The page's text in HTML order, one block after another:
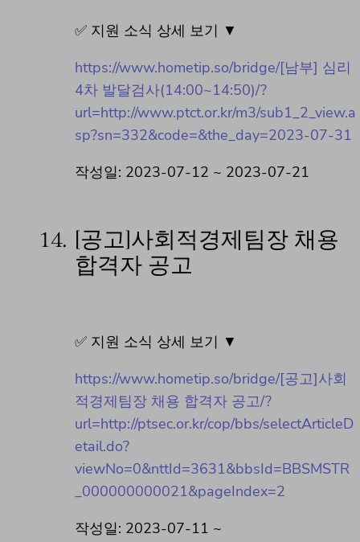
✅ 지원 소식 상세 보기 ▼
https://www.hometip.so/bridge/[남부] 심리
4차 발달검사(14:00~14:50)/?
url=http://www.ptct.or.kr/m3/sub1_2_view.a
sp?sn=332&code=&the_day=2023-07-31
작성일: 2023-07-12 ~ 2023-07-21
14. [공고]사회적경제팀장 채용
합격자 공고
✅ 지원 소식 상세 보기 ▼
https://www.hometip.so/bridge/[공고]사회
적경제팀장 채용 합격자 공고/?
url=http://ptsec.or.kr/cop/bbs/selectArticleD
etail.do?
viewNo=0&nttId=3631&bbsId=BBSMSTR
_000000000021&pageIndex=2
작성일: 2023-07-11 ~